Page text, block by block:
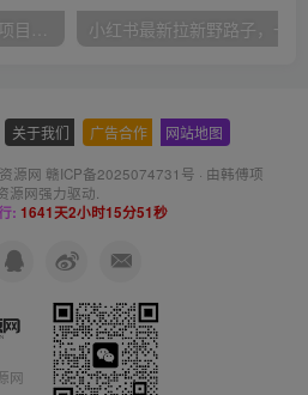
关于我们 广告合作 网站地图
源网 赣ICP备2025074731号 · 由韩傅项
源网强力驱动.
: 1641天2小时15分52秒
网